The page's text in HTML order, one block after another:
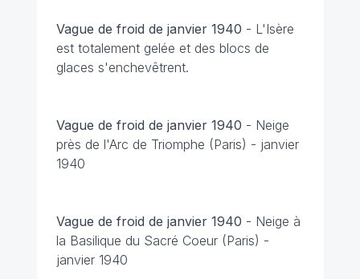
Vague de froid de janvier 1940 - L'Isère
est totalement gelée et des blocs de
glaces s'enchevêtrent.
Vague de froid de janvier 1940 - Neige
près de l'Arc de Triomphe (Paris) - janvier
1940
Vague de froid de janvier 1940 - Neige à
la Basilique du Sacré Coeur (Paris) -
janvier 1940